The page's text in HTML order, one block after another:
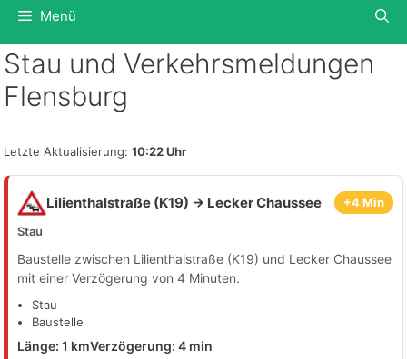
Menü
Stau und Verkehrsmeldungen
Flensburg
Letzte Aktualisierung: 10:22 Uhr
Lilienthalstraße (K19) → Lecker Chaussee
+4 Min
Stau
Baustelle zwischen Lilienthalstraße (K19) und Lecker Chaussee
mit einer Verzögerung von 4 Minuten.
Stau
Baustelle
Länge: 1 kmVerzögerung: 4 min